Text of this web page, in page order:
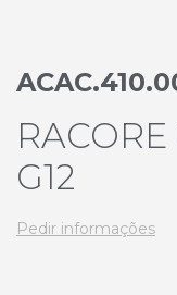
G12
Pedir informações